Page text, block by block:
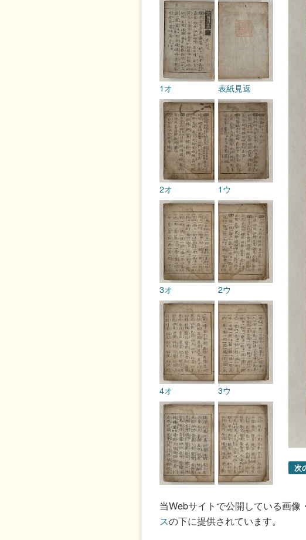
次
表紙見返
1オ
1ウ
2オ
2ウ
3オ
3ウ
4オ
当Webサイトで公開している画像
スの下に提供されています。